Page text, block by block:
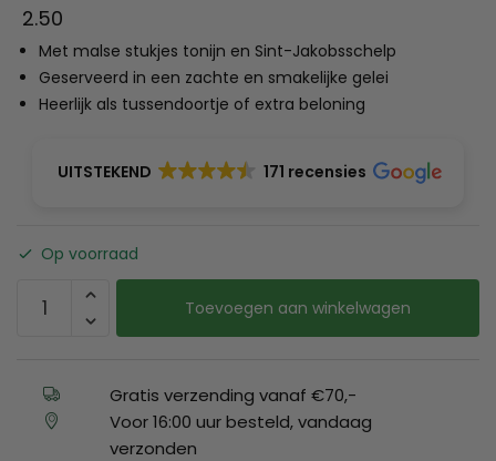
2.50
Met malse stukjes tonijn en Sint-Jakobsschelp
Geserveerd in een zachte en smakelijke gelei
Heerlijk als tussendoortje of extra beloning
UITSTEKEND 171 recensies
Op voorraad
Toevoegen aan winkelwagen
Gratis verzending vanaf €70,-
Voor 16:00 uur besteld, vandaag
verzonden